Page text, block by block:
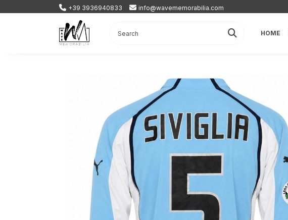
+39 3936940833 info@wavememorabilia.com
HOME